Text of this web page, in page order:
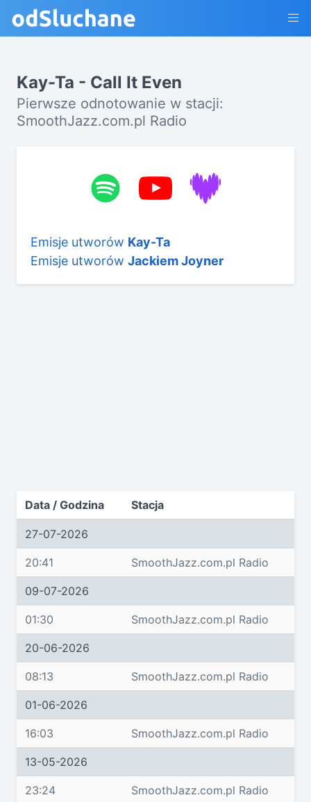
Kay-Ta - Call It Even
Pierwsze odnotowanie w stacji:
SmoothJazz.com.pl Radio
Emisje utworów Kay-Ta
Emisje utworów Jackiem Joyner
Data / Godzina Stacja
27-07-2026
20:41 SmoothJazz.com.pl Radio
09-07-2026
01:30 SmoothJazz.com.pl Radio
20-06-2026
08:13 SmoothJazz.com.pl Radio
01-06-2026
16:03 SmoothJazz.com.pl Radio
13-05-2026
23:24 SmoothJazz.com.pl Radio